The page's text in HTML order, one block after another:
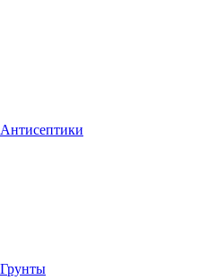
Антисептики
Грунты